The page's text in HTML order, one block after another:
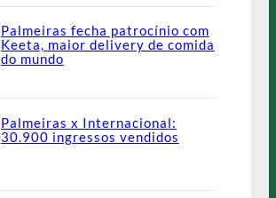
Palmeiras fecha patrocínio com
Keeta, maior delivery de comida
do mundo
Palmeiras x Internacional:
30.900 ingressos vendidos